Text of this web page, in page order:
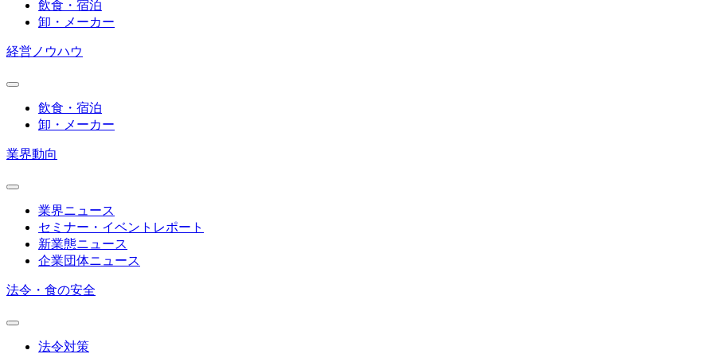
飲食・宿泊
卸・メーカー
経営ノウハウ
飲食・宿泊
卸・メーカー
業界動向
業界ニュース
セミナー・イベントレポート
新業態ニュース
企業団体ニュース
法令・食の安全
法令対策